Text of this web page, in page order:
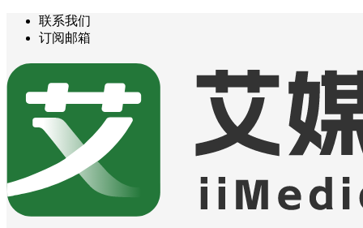
联系我们
订阅邮箱